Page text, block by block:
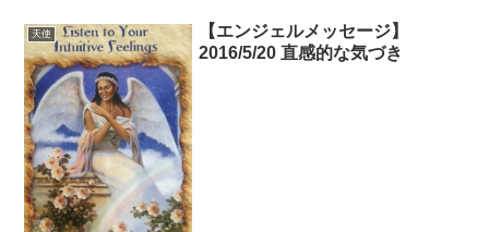
天使
【エンジェルメッセージ】
2016/5/20 直感的な気づき